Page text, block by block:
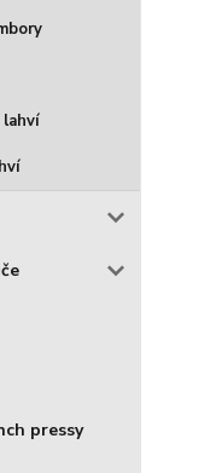
pressy